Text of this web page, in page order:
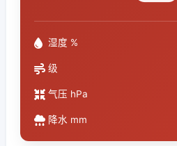
湿度 %
级
气压 hPa
降水 mm